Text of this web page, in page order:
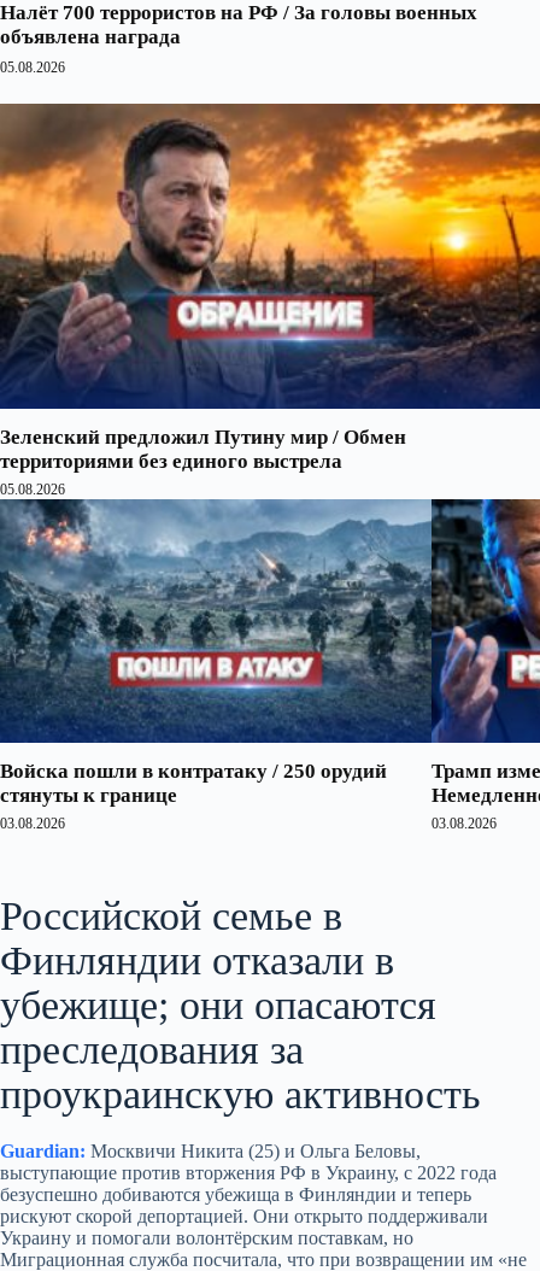
Налёт 700 террористов на РФ / За головы военных
объявлена награда
05.08.2026
Зеленский предложил Путину мир / Обмен
территориями без единого выстрела
05.08.2026
Войска пошли в контратаку / 250 орудий
стянуты к границе
03.08.2026
Трамп
03.08.2026
Российской семье в
Финляндии отказали в
убежище; они опасаются
преследования за
проукраинскую активность
Guardian: Москвичи Никита (25) и Ольга Беловы,
выступающие против вторжения РФ в Украину, с 2022 года
безуспешно добиваются убежища в Финляндии и теперь
рискуют скорой депортацией. Они открыто поддерживали
Украину и помогали волонтёрским поставкам, но
Миграционная служба посчитала, что при возвращении им «не